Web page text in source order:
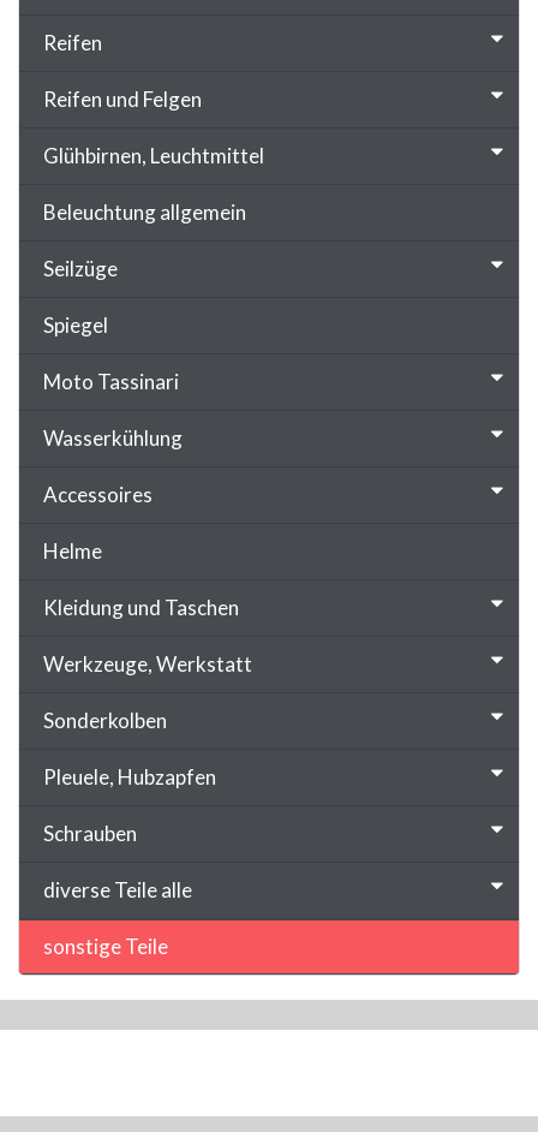
Reifen
Reifen und Felgen
Glühbirnen, Leuchtmittel
Beleuchtung allgemein
Seilzüge
Spiegel
Moto Tassinari
Wasserkühlung
Accessoires
Helme
Kleidung und Taschen
Werkzeuge, Werkstatt
Sonderkolben
Pleuele, Hubzapfen
Schrauben
diverse Teile alle
sonstige Teile